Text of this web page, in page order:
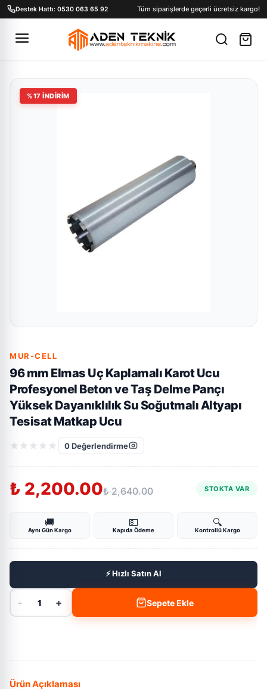
Destek Hattı: 0530 063 65 92 Tüm siparişlerde geçerli ücretsiz kargo!
%17 İNDİRİM
Ürün Açıklaması
MUR-CELL
96 mm Elmas Uç Kaplamalı Karot Ucu
Profesyonel Beton ve Taş Delme Pançı
Yüksek Dayanıklılık Su Soğutmalı Altyapı
Tesisat Matkap Ucu
0Değerlendirme
₺ 2,200.00₺ 2,640.00 STOKTA VAR
🚚
Aynı Gün Kargo
💵
Kapıda Ödeme
🔍
Kontrollü Kargo
⚡ Hızlı Satın Al
- 1 + Sepete Ekle